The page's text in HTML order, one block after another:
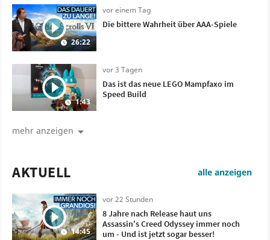
26:22
vor einem Tag
Die bittere Wahrheit über AAA-Spiele
1:43
vor 3 Tagen
Das ist das neue LEGO Mampfaxo im
Speed Build
mehr anzeigen
AKTUELL alle anzeigen
14:45
vor 22 Stunden
8 Jahre nach Release haut uns
Assassin's Creed Odyssey immer noch
um - Und ist jetzt sogar besser!